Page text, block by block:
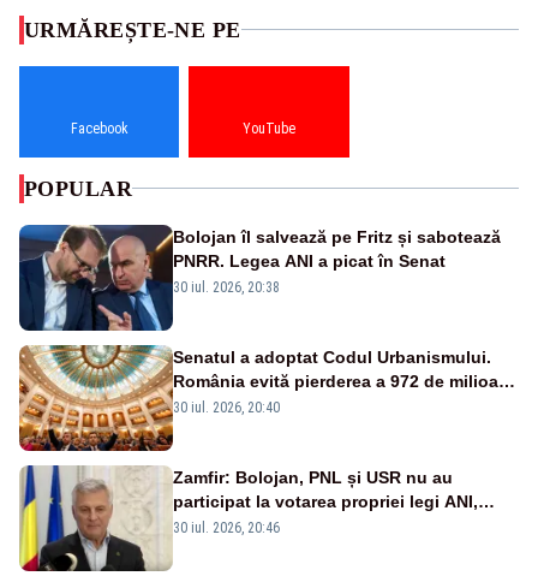
URMĂREȘTE-NE PE
Facebook YouTube
POPULAR
Bolojan îl salvează pe Fritz și sabotează
PNRR. Legea ANI a picat în Senat
30 iul. 2026, 20:38
Senatul a adoptat Codul Urbanismului.
România evită pierderea a 972 de milioane
de euro din PNRR
30 iul. 2026, 20:40
Zamfir: Bolojan, PNL și USR nu au
participat la votarea propriei legi ANI,
scoțându-și cartelele
30 iul. 2026, 20:46